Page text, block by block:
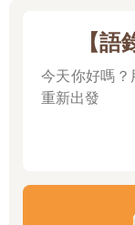
決定自己要長多高
誕生的時間點，更
景氣。基因的組成
為。沒有人會否認
然而，我們一定也
在那種偶發的情況
悅，讓人久久不能
【
今天你好嗎？
重新出發